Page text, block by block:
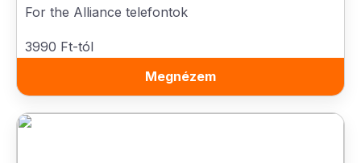
For the Alliance telefontok
3990 Ft-tól
Megnézem